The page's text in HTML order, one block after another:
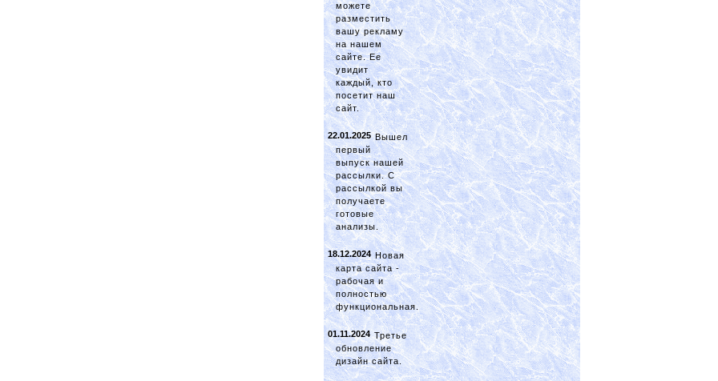
можете
разместить
вашу рекламу
на нашем
сайте. Ее
увидит
каждый, кто
посетит наш
сайт.
22.01.2025 Вышел
первый
выпуск нашей
рассылки. С
рассылкой вы
получаете
готовые
анализы.
18.12.2024 Новая
карта сайта -
рабочая и
полностью
функциональная.
01.11.2024 Третье
обновление
дизайн сайта.